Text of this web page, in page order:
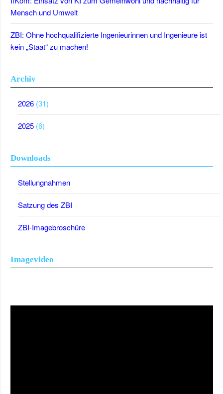
Mensch und Umwelt
ZBI: Ohne hochqualifizierte Ingenieurinnen und Ingenieure ist
kein „Staat“ zu machen!
Archiv
2026 (31)
2025 (6)
Downloads
Stellungnahmen
Satzung des ZBI
ZBI-Imagebroschüre
Imagevideo